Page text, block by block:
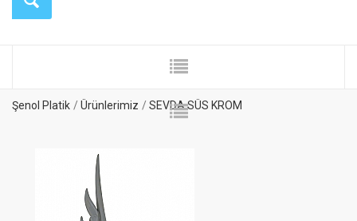
Şenol Platik Ürünlerimiz SEVDA SÜS KROM